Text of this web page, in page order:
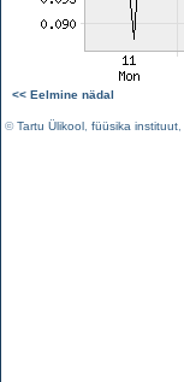
<< Eelmine nädal
©Tartu Ülikool füüsika instituut